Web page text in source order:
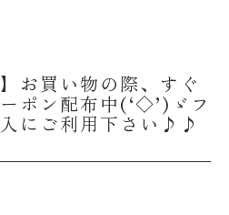
お買い物の際、すぐ
ポン配布中(‘◇’)ゞフ
にご利用下さい♪♪